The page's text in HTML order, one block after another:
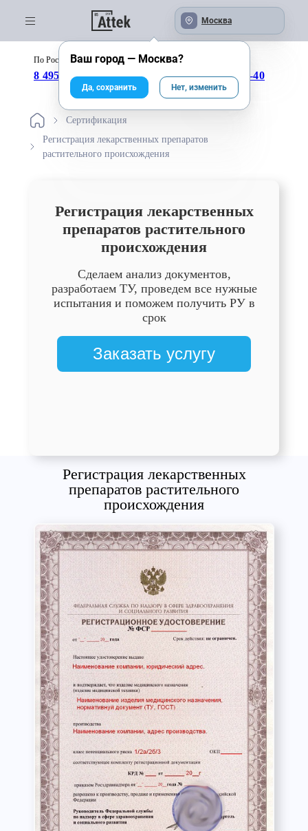
Москва
По России бесплатно:
8 495 246-04-43 8 800 333-25-40
Сертификация
Регистрация лекарственных препаратов
растительного происхождения
Регистрация лекарственных
препаратов растительного
происхождения
Сделаем анализ документов,
разработаем ТУ, проведем все нужные
испытания и поможем получить РУ в
срок
Заказать услугу
Регистрация лекарственных
препаратов растительного
происхождения
Ваш город — Москва?
Да, сохранить Нет, изменить